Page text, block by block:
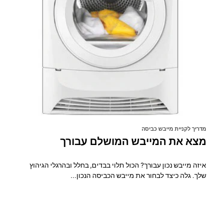
מצא את המייבש המושלם עבורך
מדריך לקניית מייבש כביסה
איזה מייבש נכון עבורך? הכול תלוי בבדים, בחלל ובהרגלי הגיהוץ
שלך. גלה כיצד לבחור את מייבש הכביסה הנכון...